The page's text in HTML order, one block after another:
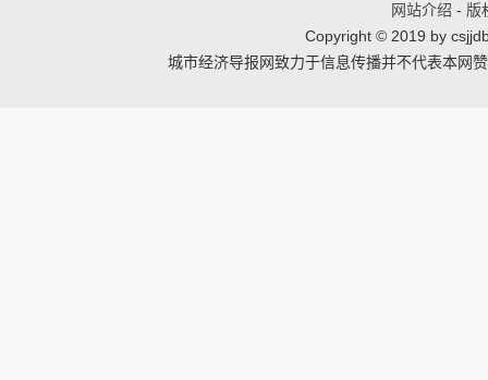
网站介绍 - 版
Copyright © 2019 by
城市经济导报网致力于信息传播并不代表本网